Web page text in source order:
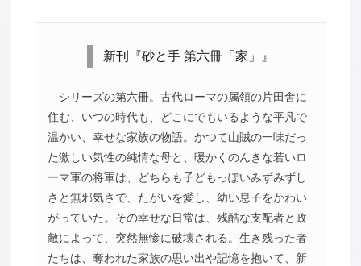
新刊『砂と手 第六冊「家」』
シリーズの第六冊。古代ローマの属領の片田舎に
住む、いつの時代も、どこにでもいるような平凡で
温かい、幸せな家族の物語。かつて山賊の一味だっ
た激しい気性の純情な母と、暖かくのんきな若いロ
ーマ軍の将軍は、どちらも子どもっぽいみずみずし
さと無邪気さで、たがいを愛し、幼い息子をかわい
がっていた。その幸せな日常は、残酷な支配者と政
敵によって、突然無惨に破壊される。生き残った者
たちは、奪われた家族の思い出や記憶を抱いて、新